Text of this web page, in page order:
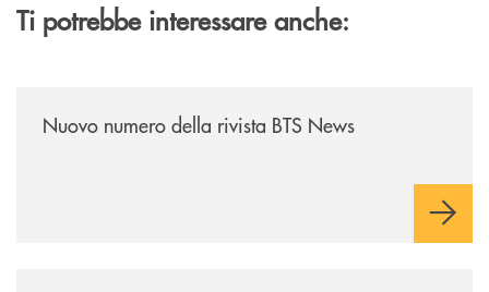
Ti potrebbe interessare anche:
Nuovo numero della rivista BTS News